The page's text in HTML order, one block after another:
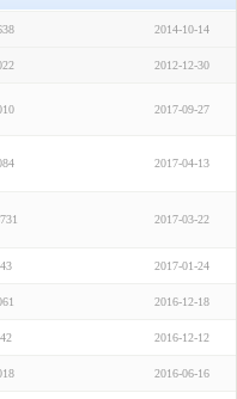
2014-10-14
2012-12-30
2017-09-27
2017-04-13
2017-03-22
2017-01-24
2016-12-18
2016-12-12
2016-06-16